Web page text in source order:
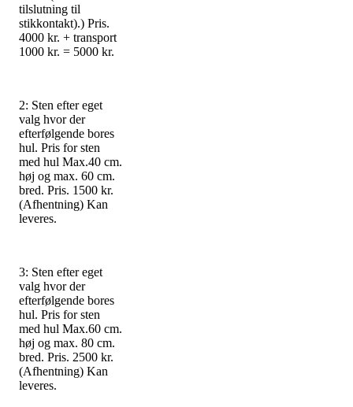
tilslutning til
stikkontakt).) Pris.
4000 kr. + transport
1000 kr. = 5000 kr.
2: Sten efter eget
valg hvor der
efterfølgende bores
hul. Pris for sten
med hul Max.40 cm.
høj og max. 60 cm.
bred. Pris. 1500 kr.
(Afhentning) Kan
leveres.
3: Sten efter eget
valg hvor der
efterfølgende bores
hul. Pris for sten
med hul Max.60 cm.
høj og max. 80 cm.
bred. Pris. 2500 kr.
(Afhentning) Kan
leveres.